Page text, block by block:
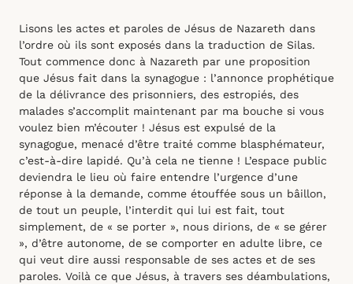
Lisons les actes et paroles de Jésus de Nazareth dans
l’ordre où ils sont exposés dans la traduction de Silas.
Tout commence donc à Nazareth par une proposition
que Jésus fait dans la synagogue : l’annonce prophétique
de la délivrance des prisonniers, des estropiés, des
malades s’accomplit maintenant par ma bouche si vous
voulez bien m’écouter ! Jésus est expulsé de la
synagogue, menacé d’être traité comme blasphémateur,
c’est-à-dire lapidé. Qu’à cela ne tienne ! L’espace public
deviendra le lieu où faire entendre l’urgence d’une
réponse à la demande, comme étouffée sous un bâillon,
de tout un peuple, l’interdit qui lui est fait, tout
simplement, de « se porter », nous dirions, de « se gérer
», d’être autonome, de se comporter en adulte libre, ce
qui veut dire aussi responsable de ses actes et de ses
paroles. Voilà ce que Jésus, à travers ses déambulations,